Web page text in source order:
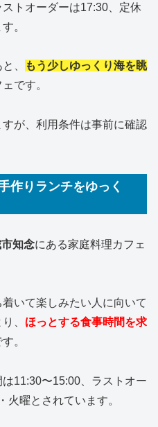
トオーダーは17:30、定休
。
、
もう少しゆっくり海を眺
です。
が、利用条件は事前に確認
作りランチをゆっく
知念にある家庭料理カフェ
いて楽しみたい人に向いて
、 ほっとする食事時間を求
。
11:30〜15:00、ラストオー
火曜とされています。